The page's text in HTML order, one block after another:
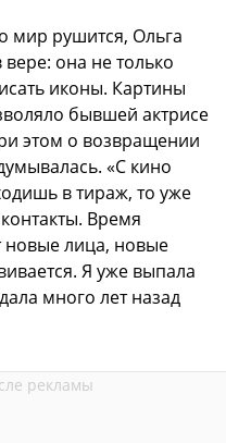
мир рушится, Ольга
она не только
иконы. Картины
бывшей актрисе
этом о возвращении
«С кино
в тираж, то уже
Время
новые лица, новые
Я уже выпала
много лет назад